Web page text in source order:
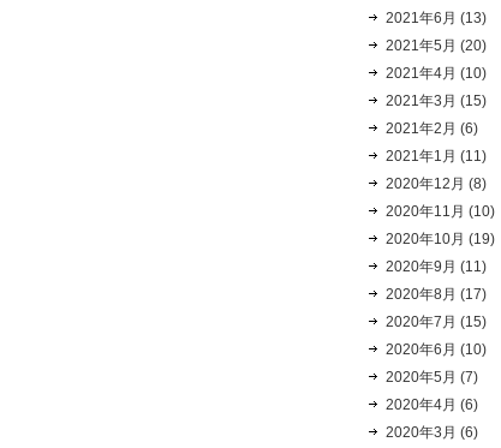
2021年6月 (13)
2021年5月 (20)
2021年4月 (10)
2021年3月 (15)
2021年2月 (6)
2021年1月 (11)
2020年12月 (8)
2020年11月 (10)
2020年10月 (19)
2020年9月 (11)
2020年8月 (17)
2020年7月 (15)
2020年6月 (10)
2020年5月 (7)
2020年4月 (6)
2020年3月 (6)